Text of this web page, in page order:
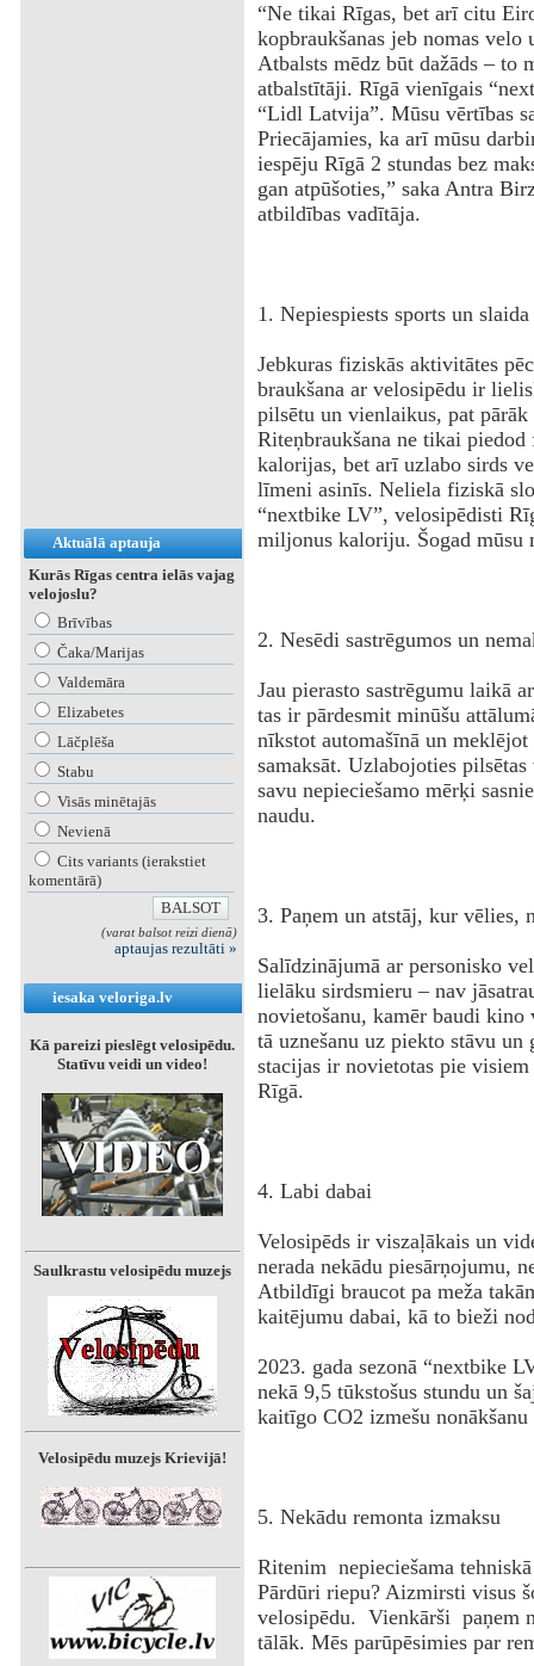
Aktuālā aptauja
Kurās Rīgas centra ielās vajag
velojoslu?
Brīvības
Čaka/Marijas
Valdemāra
Elizabetes
Lāčplēša
Stabu
Visās minētajās
Nevienā
Cits variants (ierakstiet
komentārā)
(varat balsot reizi dienā)
aptaujas rezultāti »
iesaka veloriga.lv
Kā pareizi pieslēgt velosipēdu.
Statīvu veidi un video!
Saulkrastu velosipēdu muzejs
Velosipēdu muzejs Krievijā!
“Ne tikai Rīgas, bet arī citu
kopbraukšanas jeb nomas velo
Atbalsts mēdz būt dažāds – to
atbalstītāji. Rīgā vienīgais
“Lidl Latvija”. Mūsu vērtības
Priecājamies, ka arī mūsu
iespēju Rīgā 2 stundas bez
gan atpūšoties,” saka Antra
atbildības vadītāja.
1. Nepiespiests sports un
Jebkuras fiziskās aktivitātes
braukšana ar velosipēdu ir
pilsētu un vienlaikus, pat
Riteņbraukšana ne tikai
kalorijas, bet arī uzlabo sirds
līmeni asinīs. Neliela fiziskā
“nextbike LV”, velosipēdisti
miljonus kaloriju. Šogad
2. Nesēdi sastrēgumos un
Jau pierasto sastrēgumu laikā
tas ir pārdesmit minūšu
nīkstot automašīnā un
samaksāt. Uzlabojoties
savu nepieciešamo mērķi
naudu.
3. Paņem un atstāj, kur vēlies,
Salīdzinājumā ar personisko
lielāku sirdsmieru – nav
novietošanu, kamēr baudi
tā uznešanu uz piekto stāvu
stacijas ir novietotas pie
Rīgā.
4. Labi dabai
Velosipēds ir viszaļākais un
nerada nekādu piesārņojumu,
Atbildīgi braucot pa meža
kaitējumu dabai, kā to bieži
2023. gada sezonā “nextbike
nekā 9,5 tūkstošus stundu un
kaitīgo CO2 izmešu
5. Nekādu remonta izmaksu
Ritenim nepieciešama
Pārdūri riepu? Aizmirsti visus
velosipēdu. Vienkārši paņem
tālāk. Mēs parūpēsimies par